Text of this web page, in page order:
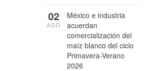
México e industria
acuerdan
comercialización del
maíz blanco del ciclo
Primavera-Verano
2026
02
AGO